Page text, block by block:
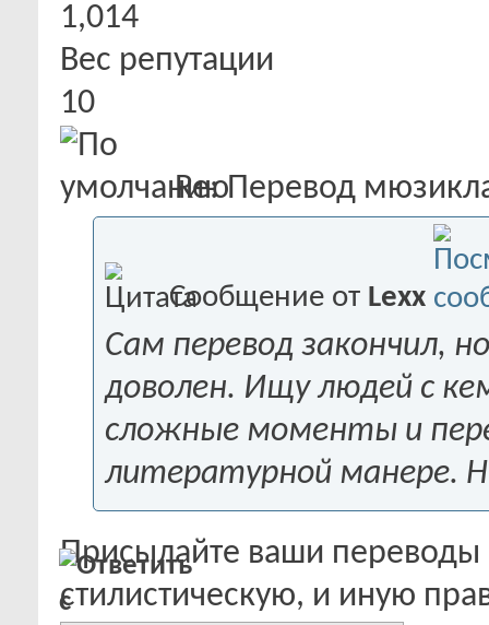
1,014
Вес репутации
10
Re: Перевод
Сообщение от Lexx
Сам перевод закончил,
доволен. Ищу людей с
сложные моменты и
литературной манере.
Присылайте ваши переводы
стилистическую, и иную